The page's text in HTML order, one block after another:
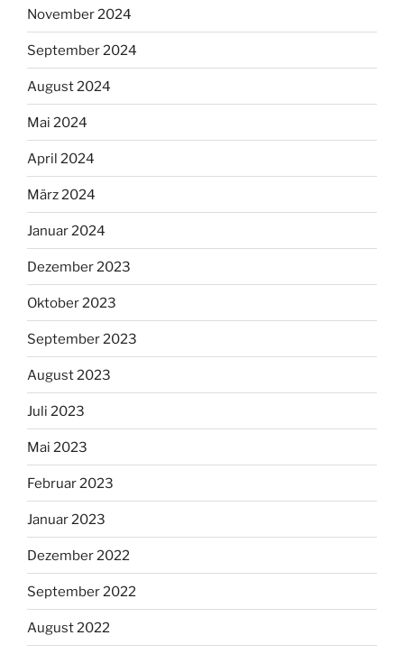
November 2024
September 2024
August 2024
Mai 2024
April 2024
März 2024
Januar 2024
Dezember 2023
Oktober 2023
September 2023
August 2023
Juli 2023
Mai 2023
Februar 2023
Januar 2023
Dezember 2022
September 2022
August 2022